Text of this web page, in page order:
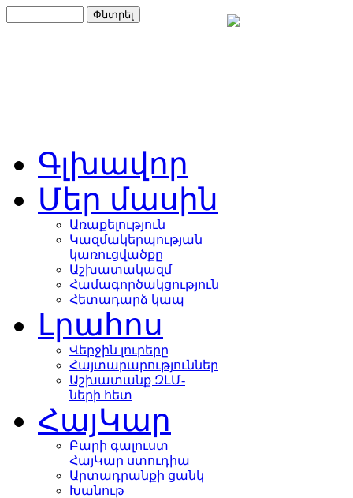
Գլխավոր
Մեր մասին
Առաքելություն
Կազմակերպության
կառուցվածքը
Աշխատակազմ
Համագործակցություն
Հետադարձ կապ
Լրահոս
Վերջին լուրերը
Հայտարարություններ
Աշխատանք ԶԼՄ-
ների հետ
ՀայԿար
Բարի գալուստ
ՀայԿար ստուդիա
Արտադրանքի ցանկ
Խանութ